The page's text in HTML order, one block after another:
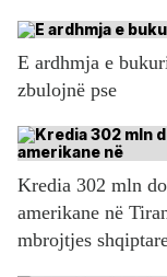
E ardhmja e
zbulojnë pse
Kredia 302 mln
amerikane në
mbrojtjes